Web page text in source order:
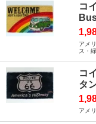
コ
アメ
ス・緑
コ
タ
アメ